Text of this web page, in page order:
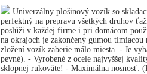
Univerzálny plošinový vozík so
perfektný na prepravu všetkých druhov
poslúži v každej firme i pri domácom
na okrajoch je zakončený gumou
zložení vozík zaberie málo miesta. - Je
pevné). - Vyrobené z ocele najvyššej
sklopnej rukoväte! - Maximálna nosnosť: